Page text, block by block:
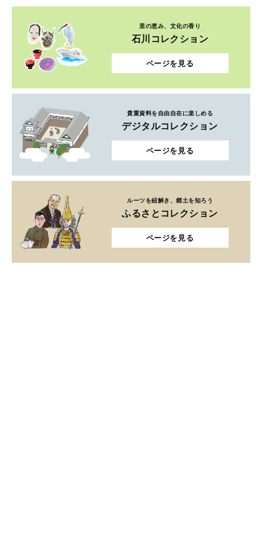
里の恵み、文化の香り
石川コレクション
ページを見る
貴重資料を自由自在に楽しめる
デジタルコレクション
ページを見る
ルーツを紐解き、郷土を知ろう
ふるさとコレクション
ページを見る